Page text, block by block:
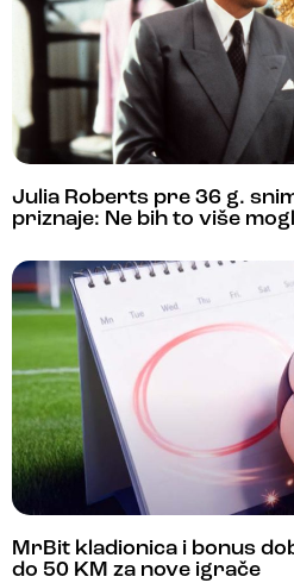
Julia Roberts pre 36 g.
priznaje: Ne bih to više
MrBit kladionica i bonus
do 50 KM za nove igrače